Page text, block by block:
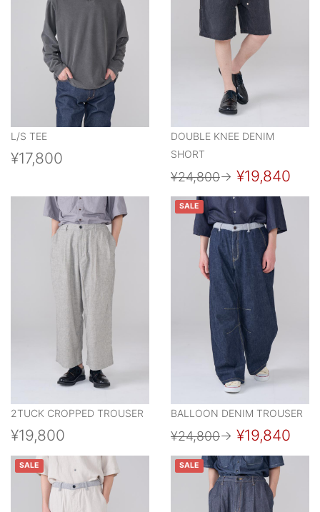
L/S TEE
¥17,800
DOUBLE KNEE DENIM
SHORT
¥24,800→ ¥19,840
2TUCK CROPPED TROUSER
¥19,800
SALE
BALLOON DENIM TROUSER
¥24,800→ ¥19,840
SALE SALE